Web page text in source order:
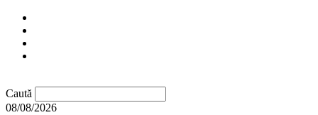
Caută
08/08/2026